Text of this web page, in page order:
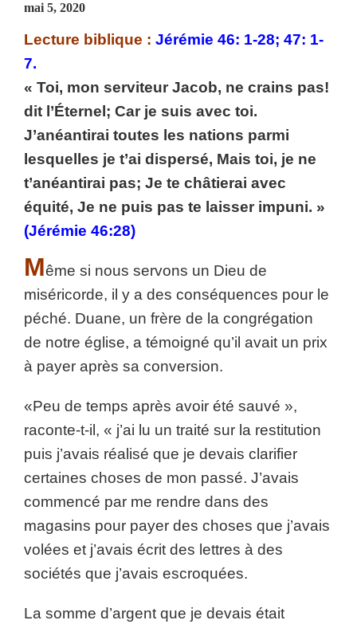
mai 5, 2020
Lecture biblique : Jérémie 46: 1-28; 47: 1-
7.
« Toi, mon serviteur Jacob, ne crains pas!
dit l’Éternel; Car je suis avec toi.
J’anéantirai toutes les nations parmi
lesquelles je t’ai dispersé, Mais toi, je ne
t’anéantirai pas; Je te châtierai avec
équité, Je ne puis pas te laisser impuni. »
(Jérémie 46:28)
Même si nous servons un Dieu de
miséricorde, il y a des conséquences pour le
péché. Duane, un frère de la congrégation
de notre église, a témoigné qu’il avait un prix
à payer après sa conversion.
«Peu de temps après avoir été sauvé »,
raconte-t-il, « j’ai lu un traité sur la restitution
puis j’avais réalisé que je devais clarifier
certaines choses de mon passé. J’avais
commencé par me rendre dans des
magasins pour payer des choses que j’avais
volées et j’avais écrit des lettres à des
sociétés que j’avais escroquées.
La somme d’argent que je devais était